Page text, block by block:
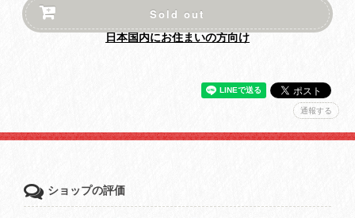
Sold out
日本国内にお住まいの方向け
通報する
ショップの評価